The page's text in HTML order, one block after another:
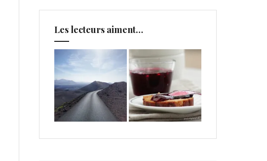
Les lecteurs aiment…